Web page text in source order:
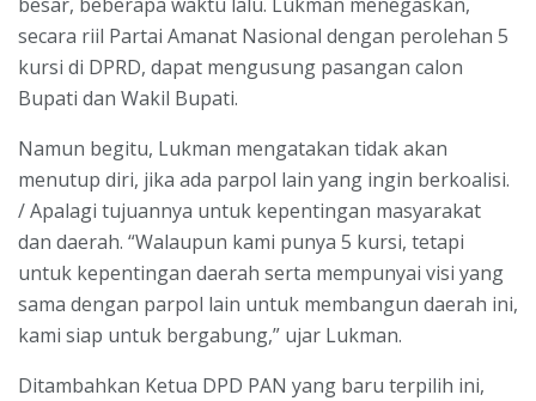
secara riil Partai Amanat Nasional dengan perolehan 5
kursi di DPRD, dapat mengusung pasangan calon
Bupati dan Wakil Bupati.
Namun begitu, Lukman mengatakan tidak akan
menutup diri, jika ada parpol lain yang ingin berkoalisi.
/ Apalagi tujuannya untuk kepentingan masyarakat
dan daerah. “Walaupun kami punya 5 kursi, tetapi
untuk kepentingan daerah serta mempunyai visi yang
sama dengan parpol lain untuk membangun daerah ini,
kami siap untuk bergabung,” ujar Lukman.
Ditambahkan Ketua DPD PAN yang baru terpilih ini,